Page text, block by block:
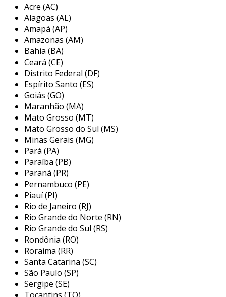
garantir a conformidade legal e a segurança
das máquinas e equipamentos da sua empresa,
seguindo todos os requisitos da norma
regulamentadora nº 12 do ministério do
trabalho. através de um processo estruturado,
realizamos uma apreciação de risco, onde
mapeamos os riscos associados a cada
máquina e equipamento, identificando zonas de
perigo, pontos de aprisionamento,
esmagamento, choque elétrico, entre outros.
além da apreciação de risco, nossa equipe
realiza uma análise técnica especializada,
avaliando cada ponto crítico com base em
normas técnicas nacionais e internacionais.
propomos soluções de segurança sob medida
para sua operação, assegurando que todos os
aspectos de segurança sejam considerados.
elaboramos um plano de ação estruturado,
priorizando as adequações com base no nível
de risco, exposição e frequência de uso,
otimizando recursos e garantindo um excelente
custo-benefício.
por fim, executamos as adequações conforme
Acre (AC)
Alagoas (AL)
Amapá (AP)
Amazonas (AM)
Bahia (BA)
Ceará (CE)
Distrito Federal (DF)
Espírito Santo (ES)
Goiás (GO)
Maranhão (MA)
Mato Grosso (MT)
Mato Grosso do Sul (MS)
Minas Gerais (MG)
Pará (PA)
Paraíba (PB)
Paraná (PR)
Pernambuco (PE)
Piauí (PI)
Rio de Janeiro (RJ)
Rio Grande do Norte (RN)
Rio Grande do Sul (RS)
Rondônia (RO)
Roraima (RR)
Santa Catarina (SC)
São Paulo (SP)
Sergipe (SE)
Tocantins (TO)